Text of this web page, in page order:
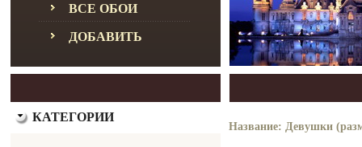
ВСЕ ОБОИ
ДОБАВИТЬ
КАТЕГОРИИ
Название: Девушки